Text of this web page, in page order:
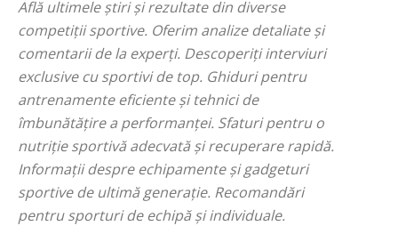
Află ultimele știri și rezultate din diverse
competiții sportive. Oferim analize detaliate și
comentarii de la experți. Descoperiți interviuri
exclusive cu sportivi de top. Ghiduri pentru
antrenamente eficiente și tehnici de
îmbunătățire a performanței. Sfaturi pentru o
nutriție sportivă adecvată și recuperare rapidă.
Informații despre echipamente și gadgeturi
sportive de ultimă generație. Recomandări
pentru sporturi de echipă și individuale.